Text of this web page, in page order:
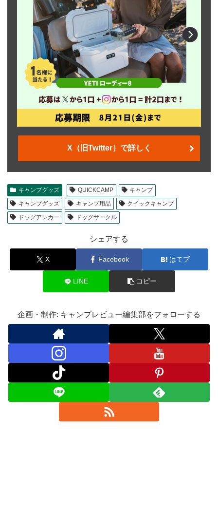
X（旧Twitter）で詳しく
キャンプグッズ QUICKCAMP
キャンプ
キャンプグッズ
キャンプ用品
クイックキャンプ
ドッグアンカー
ドッグサークル
シェアする
X Facebook はてブ
LINE コピー
企画・制作: キャンプレビュー編集部をフォローする